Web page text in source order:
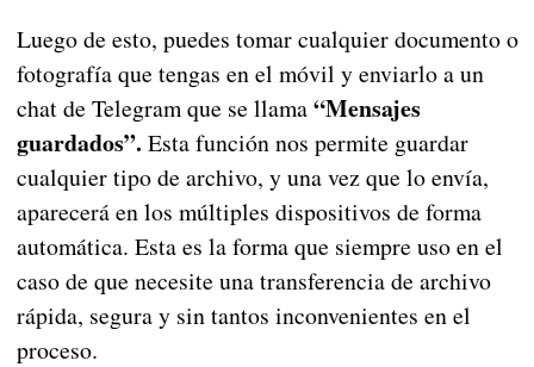
Luego de esto, puedes tomar cualquier documento o
fotografía que tengas en el móvil y enviarlo a un
chat de Telegram que se llama“Mensajes
guardados”. Esta función nos permite guardar
cualquier tipo de archivo, y una vez que lo envía,
aparecerá en los múltiples dispositivos de forma
automática. Esta es la forma que siempre uso en el
caso de que necesite una transferencia de archivo
rápida, segura y sin tantos inconvenientes en el
proceso.